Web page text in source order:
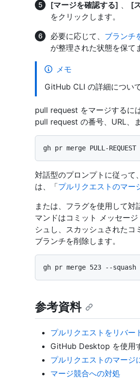
[マージを確認する] 、 [
をクリックします。
必要に応じて、 ブランチ
が整理された状態を保て
メモ
GitHub CLI の詳細につい
pull request をマージするには
pull request の番号、URL、
対話型のプロンプトに従って
は、「プルリクエストのマー
または、フラグを使用して
マンドはコミット メッセー
シュし、スカッシュされたコ
ブランチを削除します。
参考資料
プルリクエストをリバー
GitHub Desktop を使用
プルリクエストのマージ
マージ競合への対処